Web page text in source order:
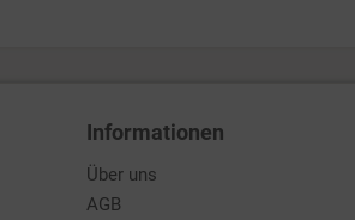
Informationen
Über uns
AGB